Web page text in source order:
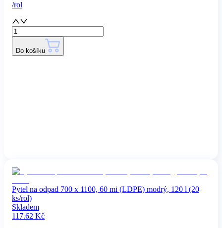
/rol
Do košíku
Pytel na odpad 700 x 1100, 60 mi (LDPE) modrý, 120 l (20
ks/rol)
Skladem
117.62 Kč